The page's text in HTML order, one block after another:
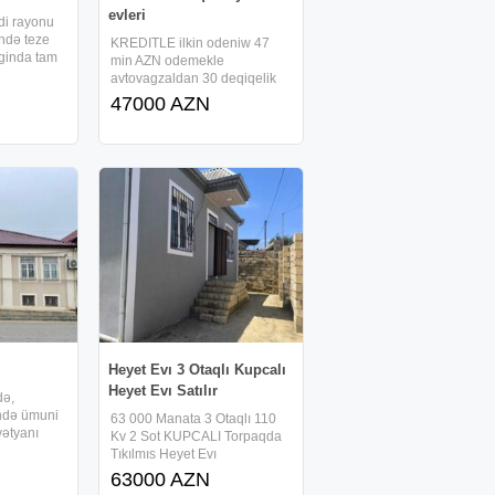
rayonu
teze
tam
1
həyət
evleri
KREDITLE ilkin odeniw 47
min AZN odemekle
avtovagzaldan 30 deqiqelik
yolda Masazir qəsəbəsinde
merkezde dayanacaqadan 3-
tikirem. 7 daş kürsüdə və
qoşa daşla
47000 AZN
ümuni
orta
Heyet Evı 3 Otaqlı Kupcalı
Heyet Evı Satılır
63 000 Manata 3 Otaqlı 110
Kv 2 Sot KUPCALI Torpaqda
Tıkılmıs Heyet Evı
Satılır.MAKLER Evı
Deyıl.Kursulu Qosa Dasla
63000 AZN